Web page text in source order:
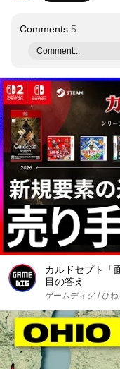
Comments 5
Comment...
カルドセプト「
目の答え
ゲームディグ / ひね